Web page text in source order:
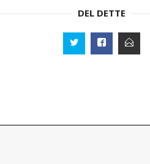
DEL DETTE